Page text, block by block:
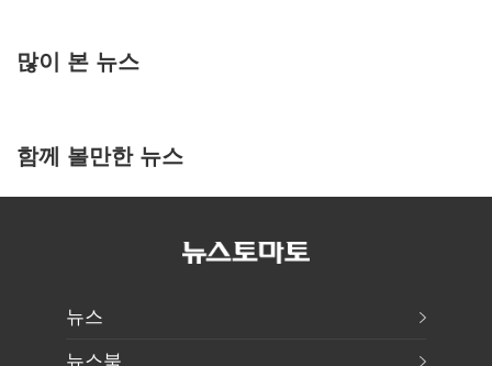
많이 본 뉴스
함께 볼만한 뉴스
뉴스
뉴스북